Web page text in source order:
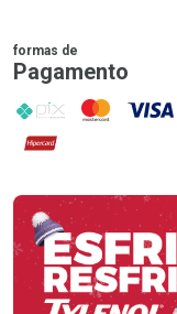
formas de
Pagamento
PIX MasterCard
VISA
Hipercard
Promoção em